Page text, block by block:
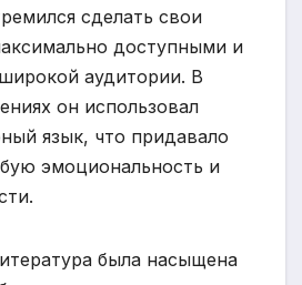
сделать свои
доступными и
аудитории. В
он использовал
язык, что придавало
эмоциональность и
была насыщена